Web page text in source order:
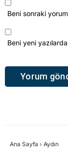
Beni sonraki
Beni yeni
Ana Sayfa › Aydın